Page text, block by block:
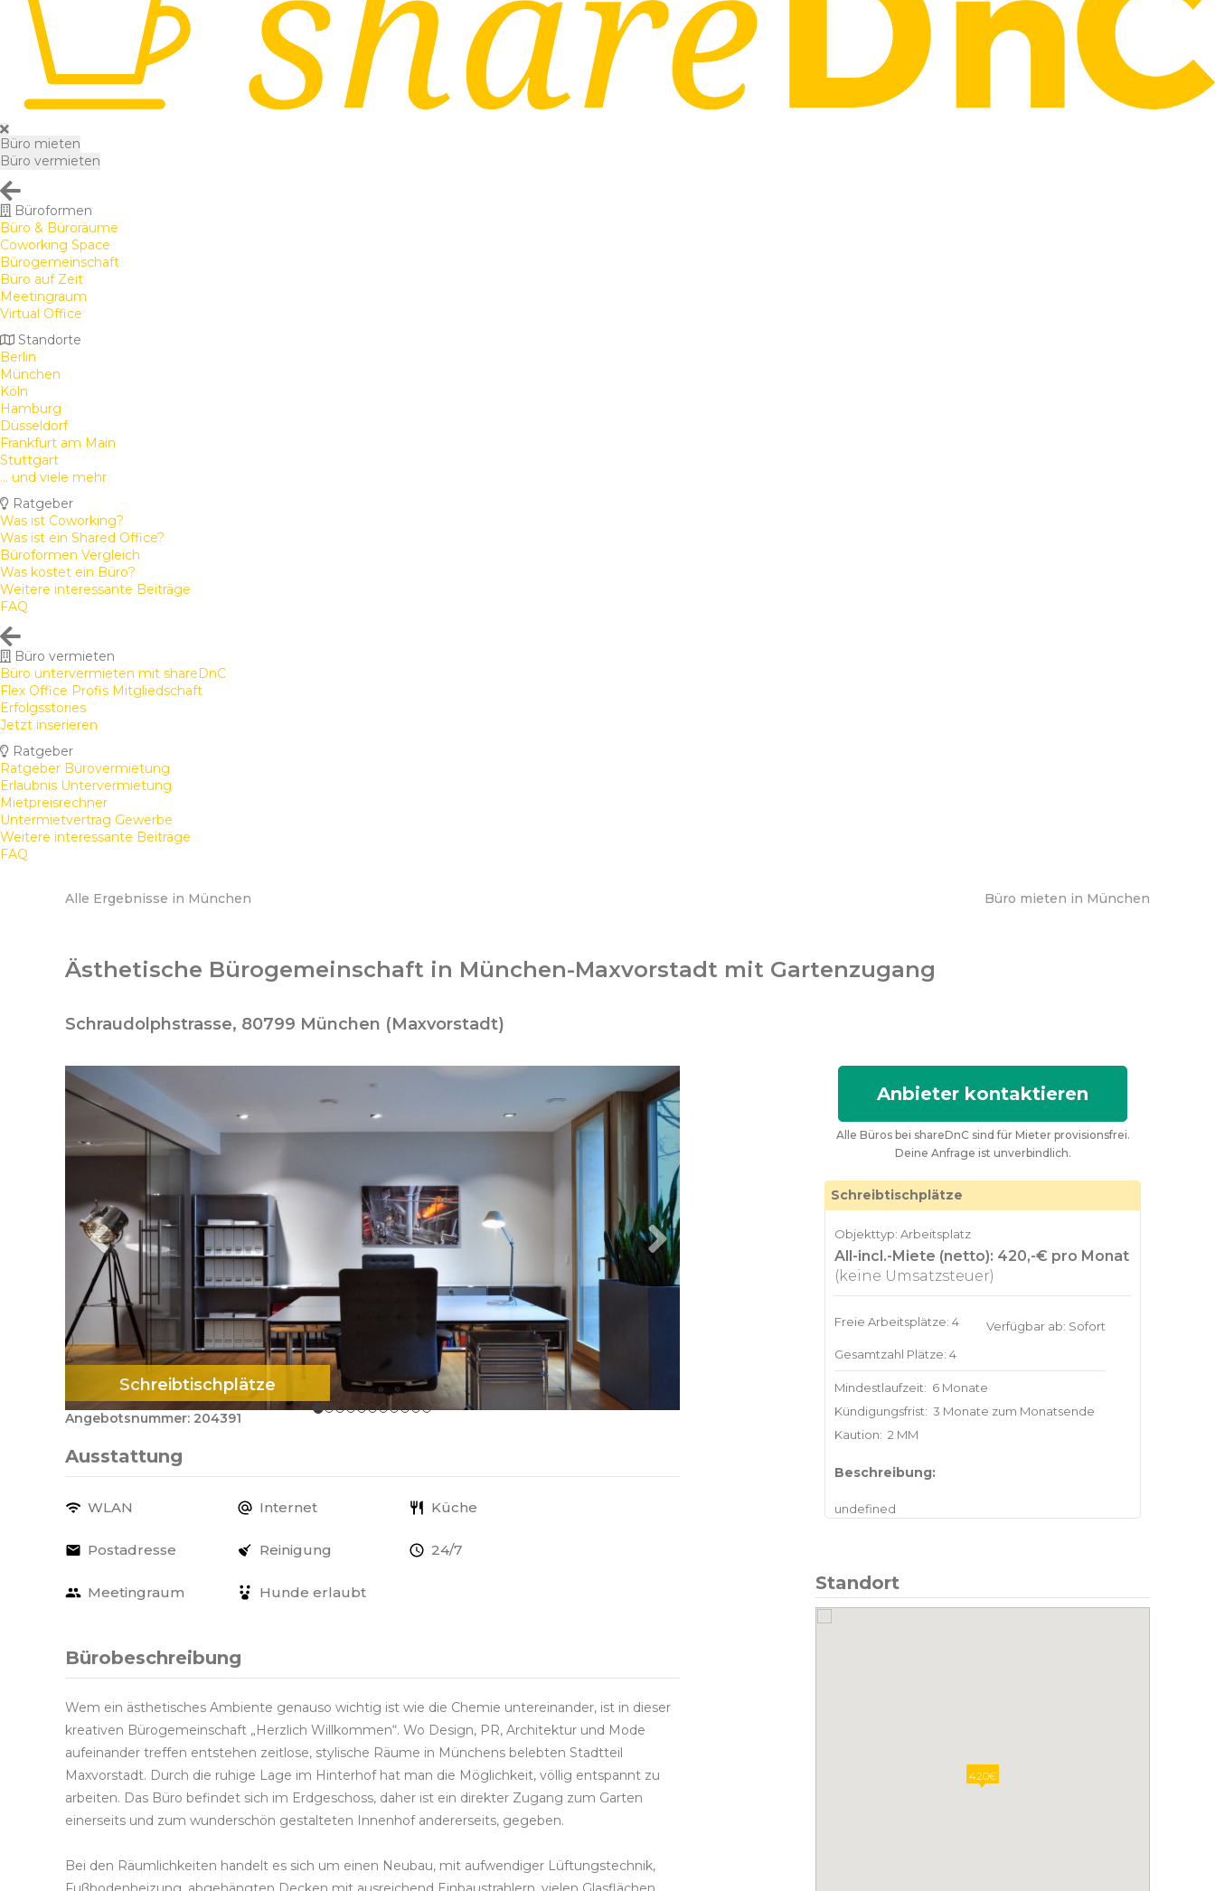
Büro mieten
Büro vermieten
Büroformen
Büro & Büroräume
Coworking Space
Bürogemeinschaft
Büro auf Zeit
Meetingraum
Virtual Office
Standorte
Berlin
München
Köln
Hamburg
Düsseldorf
Frankfurt am Main
Stuttgart
... und viele mehr
Ratgeber
Was ist Coworking?
Was ist ein Shared Office?
Büroformen Vergleich
Was kostet ein Büro?
Weitere interessante Beiträge
FAQ
Büro vermieten
Büro untervermieten mit shareDnC
Flex Office Profis Mitgliedschaft
Erfolgsstories
Jetzt inserieren
Ratgeber
Ratgeber Bürovermietung
Erlaubnis Untervermietung
Mietpreisrechner
Untermietvertrag Gewerbe
Weitere interessante Beiträge
FAQ
Alle Ergebnisse in München Büro mieten in München
Ästhetische Bürogemeinschaft in München-Maxvorstadt mit Gartenzugang
Schraudolphstrasse, 80799 München (Maxvorstadt)
Schreibtischplätze
Angebotsnummer: 204391
Ausstattung
WLAN Internet Küche
Postadresse Reinigung 24/7
Meetingraum Hunde erlaubt
Bürobeschreibung
Wem ein ästhetisches Ambiente genauso wichtig ist wie die Chemie untereinander, ist in dieser
kreativen Bürogemeinschaft „Herzlich Willkommen“. Wo Design, PR, Architektur und Mode
aufeinander treffen entstehen zeitlose, stylische Räume in Münchens belebten Stadtteil
Maxvorstadt. Durch die ruhige Lage im Hinterhof hat man die Möglichkeit, völlig entspannt zu
arbeiten. Das Büro befindet sich im Erdgeschoss, daher ist ein direkter Zugang zum Garten
einerseits und zum wunderschön gestalteten Innenhof andererseits, gegeben.
Bei den Räumlichkeiten handelt es sich um einen Neubau, mit aufwendiger Lüftungstechnik,
Anbieter kontaktieren
Alle Büros bei shareDnC sind für Mieter provisionsfrei.
Deine Anfrage ist unverbindlich.
Schreibtischplätze
Objekttyp: Arbeitsplatz
All-incl.-Miete (netto): 420,-€ pro Monat
(keine Umsatzsteuer)
Freie Arbeitsplätze: 4
Gesamtzahl Plätze: 4
Verfügbar ab: Sofort
Mindestlaufzeit: 6 Monate
Kündigungsfrist: 3 Monate zum Monatsende
Kaution: 2 MM
Beschreibung:
Standort
420€